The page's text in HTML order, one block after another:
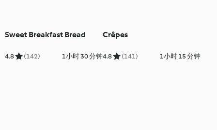
Sweet Breakfast Bread
4.8 (142) 1小时 30 分钟
Crêpes
4.8 (141) 1小时 15 分钟